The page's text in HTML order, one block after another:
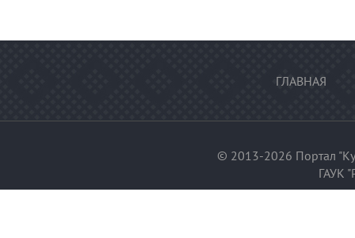
ГЛАВНАЯ
© 2013-2026 Портал
ГАУК